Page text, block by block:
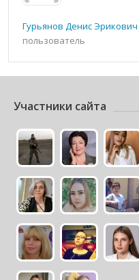
Гурьянов Денис Эрикович
пользователь
Участники сайта